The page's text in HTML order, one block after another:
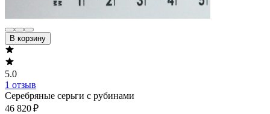
В корзину
5.0
1 отзыв
Серебряные серьги с рубинами
46 820 ₽